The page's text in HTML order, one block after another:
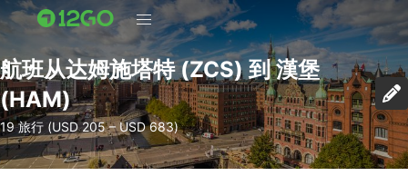
航班从达姆施塔特 (ZCS) 到 漢堡
(HAM)
19 旅行 (USD 205 – USD 683)